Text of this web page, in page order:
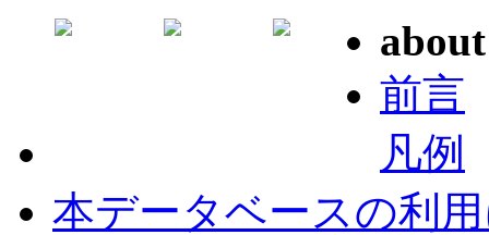
about
前言
凡例
本データベースの利